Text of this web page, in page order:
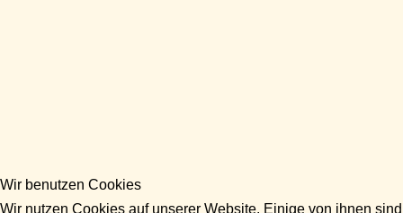
Wir benutzen Cookies
Wir nutzen Cookies auf unserer Website. Einige von ihnen sind